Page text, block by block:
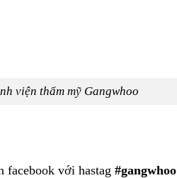
viện thẩm mỹ Gangwhoo
facebook với hastag #gangwhoo